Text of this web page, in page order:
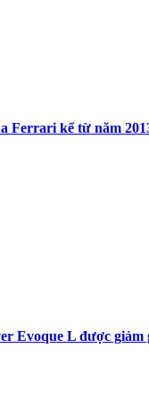
Ferrari kể từ năm
Evoque L được giảm